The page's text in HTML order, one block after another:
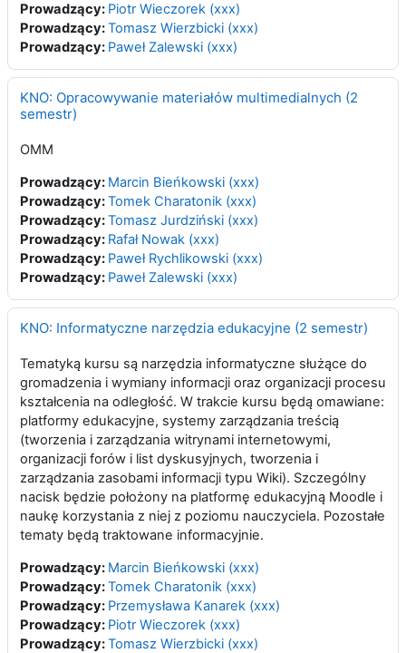
Prowadzący: Piotr Wieczorek (xxx)
Prowadzący:Tomasz Wierzbicki (xxx)
Prowadzący: Paweł Zalewski (xxx)
KNO: Opracowywanie materiałów multimedialnych (2
semestr)
OMM
Prowadzący: Marcin Bieńkowski (xxx)
Prowadzący:Tomek Charatonik (xxx)
Prowadzący:Tomasz Jurdziński (xxx)
Prowadzący: Rafał Nowak (xxx)
Prowadzący: Paweł Rychlikowski (xxx)
Prowadzący: Paweł Zalewski (xxx)
KNO: Informatyczne narzędzia edukacyjne (2 semestr)
Tematyką kursu są narzędzia informatyczne służące do
gromadzenia i wymiany informacji oraz organizacji procesu
kształcenia na odległość. W trakcie kursu będą omawiane:
platformy edukacyjne, systemy zarządzania treścią
(tworzenia i zarządzania witrynami internetowymi,
organizacji forów i list dyskusyjnych, tworzenia i
zarządzania zasobami informacji typu Wiki). Szczególny
nacisk będzie położony na platformę edukacyjną Moodle i
naukę korzystania z niej z poziomu nauczyciela. Pozostałe
tematy będą traktowane informacyjnie.
Prowadzący: Marcin Bieńkowski (xxx)
Prowadzący:Tomek Charatonik (xxx)
Prowadzący: Przemysława Kanarek (xxx)
Prowadzący: Piotr Wieczorek (xxx)
Prowadzący:Tomasz Wierzbicki (xxx)